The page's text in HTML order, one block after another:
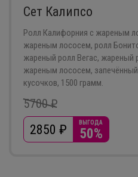
Сет Калипсо
Ролл Калифорния с жареным
жареным лососем, ролл
жареный ролл Вегас, жареный
жареным лососем,
кусочков, 1500 грамм.
5700 ₽
2850 ₽ ВЫГОДА
50%